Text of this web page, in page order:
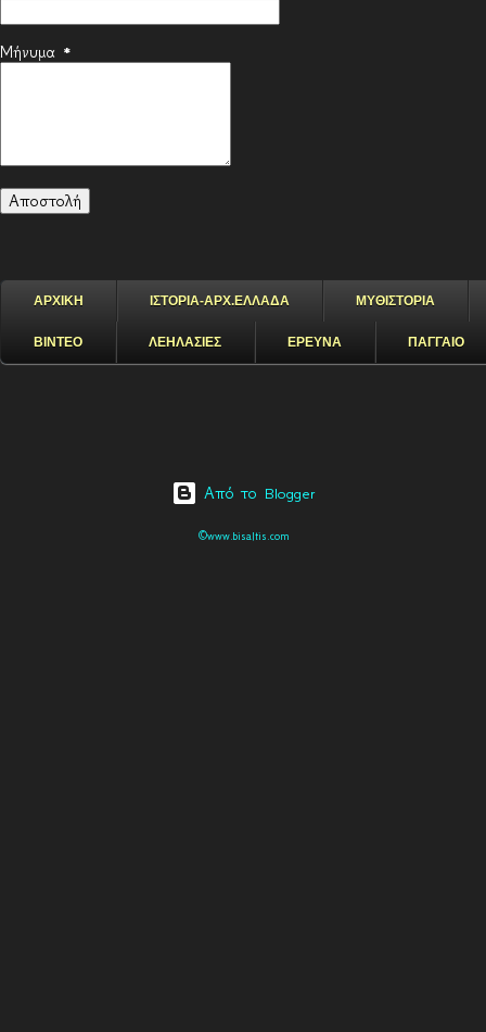
Μήνυμα *
ΑΡΧΙΚΗ ΙΣΤΟΡΙΑ-ΑΡΧ.ΕΛΛΑΔΑ ΜΥΘΙΣΤΟΡΙΑ
ΒΙΝΤΕΟ ΛΕΗΛΑΣΙΕΣ ΕΡΕΥΝΑ ΠΑΓΓΑΙΟ
Από το Blogger
©www.bisaltis.com